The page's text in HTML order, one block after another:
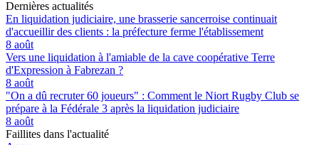
Dernières actualités
En liquidation judiciaire, une brasserie sancerroise continuait
d'accueillir des clients : la préfecture ferme l'établissement
8 août
Vers une liquidation à l'amiable de la cave coopérative Terre
d'Expression à Fabrezan ?
8 août
"On a dû recruter 60 joueurs" : Comment le Niort Rugby Club se
prépare à la Fédérale 3 après la liquidation judiciaire
8 août
Faillites dans l'actualité